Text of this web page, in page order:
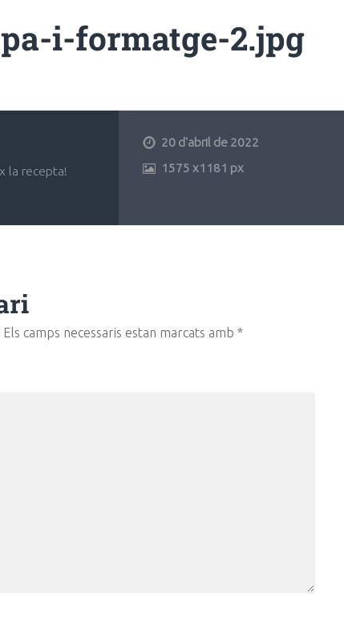
i-formatge-2.jpg
la recepta!
20 d'abril de 2022
1575x1181 px
Els camps necessaris estan marcats amb *